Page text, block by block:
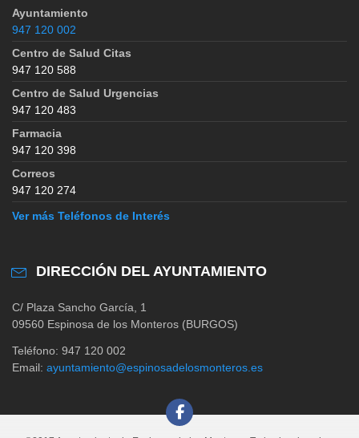
Ayuntamiento
947 120 002
Centro de Salud Citas
947 120 588
Centro de Salud Urgencias
947 120 483
Farmacia
947 120 398
Correos
947 120 274
Ver más Teléfonos de Interés
DIRECCIÓN DEL AYUNTAMIENTO
C/ Plaza Sancho García, 1
09560 Espinosa de los Monteros (BURGOS)
Teléfono: 947 120 002
Email: ayuntamiento@espinosadelosmonteros.es